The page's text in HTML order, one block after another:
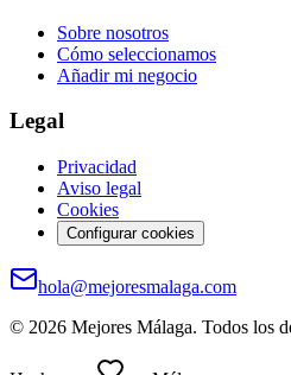
Sobre nosotros
Cómo seleccionamos
Añadir mi negocio
Legal
Privacidad
Aviso legal
Cookies
Configurar cookies
hola@mejoresmalaga.com
© 2026 Mejores Málaga. Todos los